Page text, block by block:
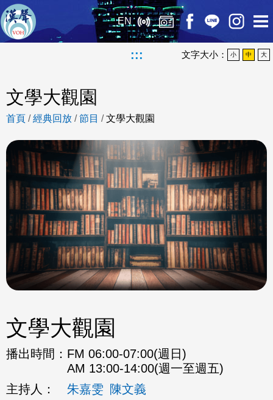
EN
::: 文字大小： 小 中 大
文學大觀園
首頁 /經典回放 /節目 /文學大觀園
文學大觀園
播出時間： FM 06:00-07:00(週日)
AM 13:00-14:00(週一至週五)
主持人：
朱嘉雯 陳文義